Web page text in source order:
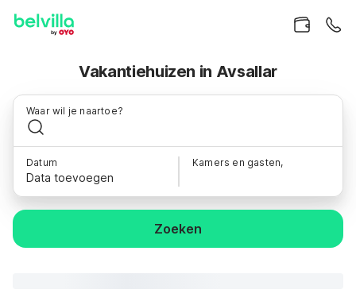
Vakantiehuizen in Avsallar
Waar wil je naartoe?
Datum
Data toevoegen
Kamers en gasten,
Zoeken